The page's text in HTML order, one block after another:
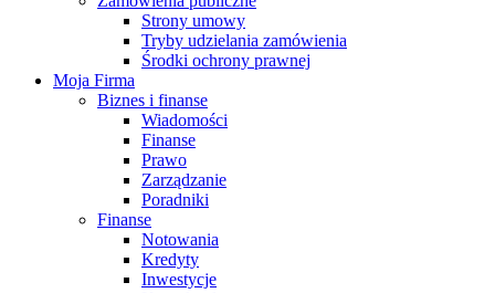
Strony umowy
Tryby udzielania zamówienia
Środki ochrony prawnej
Moja Firma
Biznes i finanse
Wiadomości
Finanse
Prawo
Zarządzanie
Poradniki
Finanse
Notowania
Kredyty
Inwestycje